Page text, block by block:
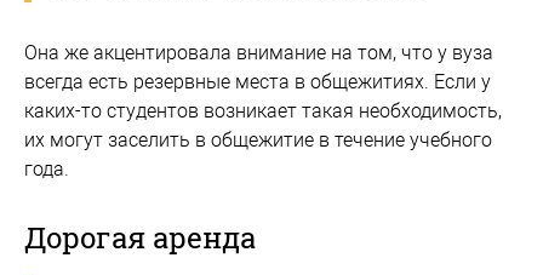
Она же акцентировала внимание на том, что у вуза
всегда есть резервные места в общежитиях. Если у
каких-то студентов возникает такая необходимость,
их могут заселить в общежитие в течение учебного
года.
Дорогая аренда